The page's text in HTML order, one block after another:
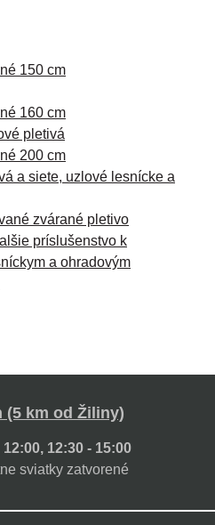
150 cm
160 cm
pletivá
200 cm
a siete, uzlové lesnícke a
zvárané pletivo
príslušenstvo k
a ohradovým
(5 km od Žiliny)
12:00, 12:30 - 15:00
sviatky zatvorené